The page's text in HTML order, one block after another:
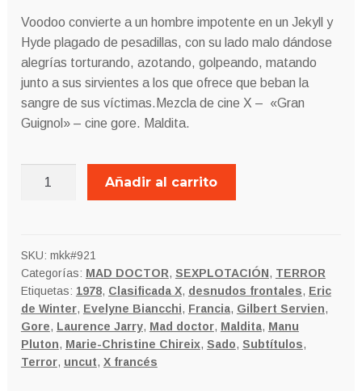
original
era:
8,00€.
actual
es:
7,00€.
Voodoo convierte a un hombre impotente en un Jekyll y
Hyde plagado de pesadillas, con su lado malo dándose
alegrías torturando, azotando, golpeando, matando
junto a sus sirvientes a los que ofrece que beban la
sangre de sus víctimas.Mezcla de cine X – «Gran
Guignol» – cine gore. Maldita.
Añadir al carrito
SKU: mkk#921
Categorías: MAD DOCTOR, SEXPLOTACIÓN, TERROR
Etiquetas: 1978, Clasificada X, desnudos frontales, Eric
de Winter, Evelyne Biancchi, Francia, Gilbert Servien,
Gore, Laurence Jarry, Mad doctor, Maldita, Manu
Pluton, Marie-Christine Chireix, Sado, Subtítulos,
Terror, uncut, X francés